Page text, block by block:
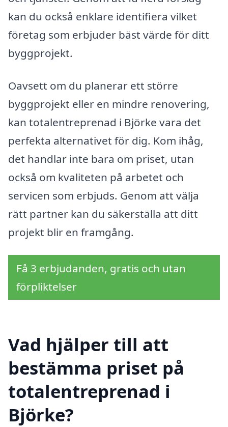
kan du också enklare identifiera vilket
företag som erbjuder bäst värde för ditt
byggprojekt.
Oavsett om du planerar ett större
byggprojekt eller en mindre renovering,
kan totalentreprenad i Björke vara det
perfekta alternativet för dig. Kom ihåg,
det handlar inte bara om priset, utan
också om kvaliteten på arbetet och
servicen som erbjuds. Genom att välja
rätt partner kan du säkerställa att ditt
projekt blir en framgång.
Få 3 erbjudanden, gratis och utan
förpliktelser
Vad hjälper till att
bestämma priset på
totalentreprenad i
Björke?